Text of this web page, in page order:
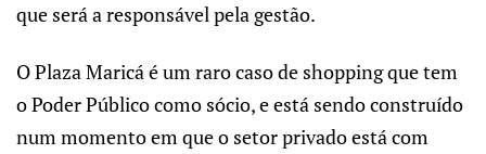
que será a responsável pela gestão.
O Plaza Maricá é um raro caso de shopping que tem
o Poder Público como sócio, e está sendo construído
num momento em que o setor privado está com